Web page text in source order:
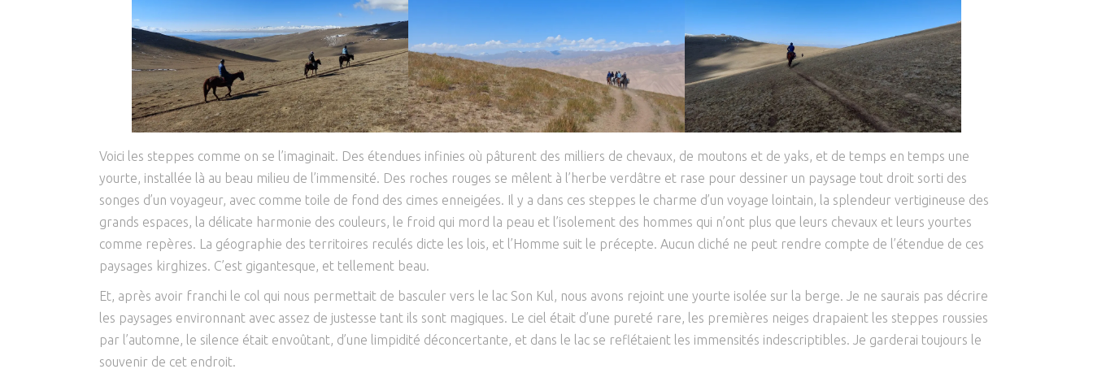
Voici les steppes comme on se l’imaginait. Des étendues infinies où pâturent des milliers de chevaux, de moutons et de yaks, et de temps en temps une
yourte, installée là au beau milieu de l’immensité. Des roches rouges se mêlent à l’herbe verdâtre et rase pour dessiner un paysage tout droit sorti des
songes d’un voyageur, avec comme toile de fond des cimes enneigées. Il y a dans ces steppes le charme d’un voyage lointain, la splendeur vertigineuse des
grands espaces, la délicate harmonie des couleurs, le froid qui mord la peau et l’isolement des hommes qui n’ont plus que leurs chevaux et leurs yourtes
comme repères. La géographie des territoires reculés dicte les lois, et l’Homme suit le précepte. Aucun cliché ne peut rendre compte de l’étendue de ces
paysages kirghizes. C’est gigantesque, et tellement beau.
Et, après avoir franchi le col qui nous permettait de basculer vers le lac Son Kul, nous avons rejoint une yourte isolée sur la berge. Je ne saurais pas décrire
les paysages environnant avec assez de justesse tant ils sont magiques. Le ciel était d’une pureté rare, les premières neiges drapaient les steppes roussies
par l’automne, le silence était envoûtant, d’une limpidité déconcertante, et dans le lac se reflétaient les immensités indescriptibles. Je garderai toujours le
souvenir de cet endroit.